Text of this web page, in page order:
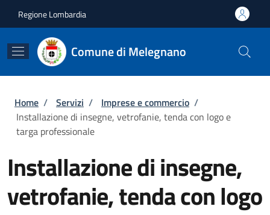
Regione Lombardia
Comune di Melegnano
Briciole di pane
Home / Servizi / Imprese e commercio /
Installazione di insegne, vetrofanie, tenda con logo e
targa professionale
Installazione di insegne,
vetrofanie, tenda con logo